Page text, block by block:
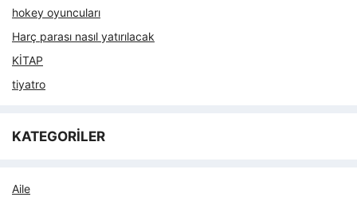
hokey oyuncuları
Harç parası nasıl yatırılacak
KİTAP
tiyatro
KATEGORİLER
Aile